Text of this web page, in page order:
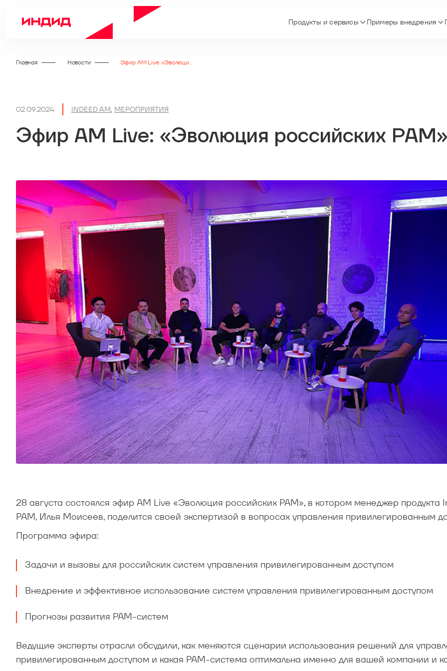
Продукты и сервисы Примеры внедрения
Главная Новости Эфир AM Live: «Эволюция российских PAM»
02.09.2024 INDEED AM, МЕРОПРИЯТИЯ
Эфир AM Live: «Эволюция российских
28 августа состоялся эфир AM Live «Эволюция российских PAM», в котором менеджер продукта
PAM, Илья Моисеев, поделится своей экспертизой в вопросах управления привилегированным
Программа эфира:
Задачи и вызовы для российских систем управления привилегированным доступом
Внедрение и эффективное использование систем управления привилегированным доступом
Прогнозы развития PAM-систем
Ведущие эксперты отрасли обсудили, как меняются сценарии использования решений для
привилегированным доступом и какая PAM-система оптимальна именно для вашей компании и